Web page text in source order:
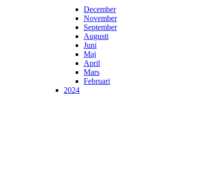
December
November
September
Augusti
Juni
Maj
April
Mars
Februari
2024